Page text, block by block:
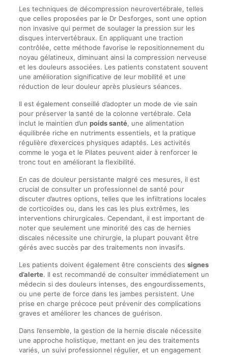
Les techniques de décompression neurovertébrale, telles
que celles proposées par le Dr Desforges, sont une option
non invasive qui permet de soulager la pression sur les
disques intervertébraux. En appliquant une traction
contrôlée, cette méthode favorise le repositionnement du
noyau gélatineux, diminuant ainsi la compression nerveuse
et les douleurs associées. Les patients constatent souvent
une amélioration significative de leur mobilité et une
réduction de leur douleur après plusieurs séances.
Il est également conseillé d’adopter un mode de vie sain
pour préserver la santé de la colonne vertébrale. Cela
inclut le maintien d’un poids santé, une alimentation
équilibrée riche en nutriments essentiels, et la pratique
régulière d’exercices physiques adaptés. Les activités
comme le yoga et le Pilates peuvent aider à renforcer le
tronc tout en améliorant la flexibilité.
En cas de douleur persistante malgré ces mesures, il est
crucial de consulter un professionnel de santé pour
discuter d’autres options, telles que les infiltrations locales
de corticoïdes ou, dans les cas les plus extrêmes, les
interventions chirurgicales. Cependant, il est important de
noter que seulement une minorité des cas de hernies
discales nécessite une chirurgie, la plupart pouvant être
gérés avec succès par des traitements non invasifs.
Les patients doivent également être conscients des signes
d’alerte. Il est recommandé de consulter immédiatement un
médecin si des douleurs intenses, des engourdissements,
ou une perte de force dans les jambes persistent. Une
prise en charge précoce peut prévenir des complications
graves et améliorer les chances de guérison.
Dans l’ensemble, la gestion de la hernie discale nécessite
une approche holistique, mettant en jeu des traitements
variés, un suivi professionnel régulier, et un engagement